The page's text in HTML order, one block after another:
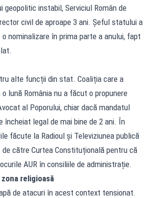
geopolitic instabil, Serviciul Român de
civil de aproape 3 ani. Șeful statului a
nominalizare în prima parte a anului, fapt
alte funcții din stat. Coaliția care a
lună România nu a făcut o propunere
al Poporului, chiar dacă mandatul
încheiat legal de mai bine de 2 ani. În
făcute la Radioul și Televiziunea publică
către Curtea Constituțională pentru că
AUR în consiliile de administrație.
religioasă
de atacuri în acest context tensionat.